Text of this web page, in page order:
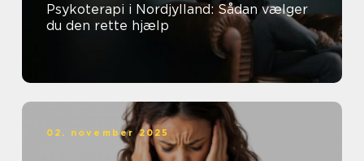
Psykoterapi i Nordjylland: Sådan vælger
du den rette hjælp
02. november 2025